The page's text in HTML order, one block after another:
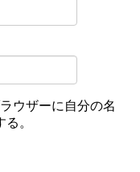
ウザーに自分の名
。